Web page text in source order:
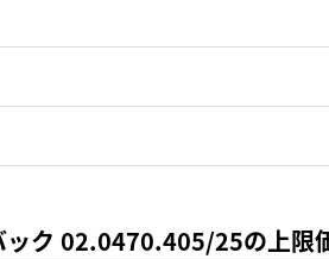
ック 02.0470.405/25の上限